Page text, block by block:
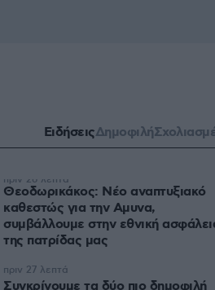
ΕιδήσειςΔημοφιλή
Θεοδωρικάκος: Νέο αναπτυξιακό
καθεστώς για την Αμυνα,
συμβάλλουμε στην εθνική
της πατρίδας μας
πριν 26 λεπτά
Συγκρίνουμε τα δύο πιο δημοφιλή
πριν 27 λεπτά